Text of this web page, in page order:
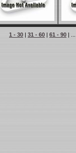
1 - 30 | 31 - 60 | 61 - 90 |